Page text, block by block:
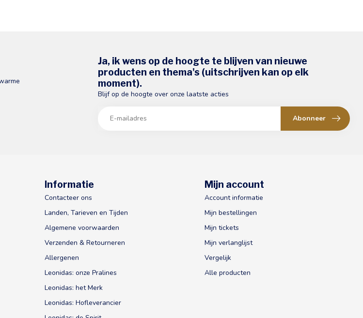
Ja, ik wens op de hoogte te blijven van nieuwe
producten en thema's (uitschrijven kan op elk
moment).
Blijf op de hoogte over onze laatste acties
Abonneer
Informatie
Contacteer ons
Landen, Tarieven en Tijden
Algemene voorwaarden
Verzenden & Retourneren
Allergenen
Leonidas: onze Pralines
Leonidas: het Merk
Leonidas: Hofleverancier
Mijn account
Account informatie
Mijn bestellingen
Mijn tickets
Mijn verlanglijst
Vergelijk
Alle producten